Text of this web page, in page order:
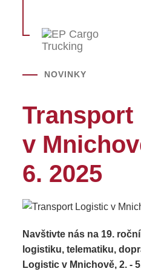
NOVINKY
v
6. 2025
Navštivte nás na 19.
logistiku, telematiku,
Logistic v Mnichově, 2. -